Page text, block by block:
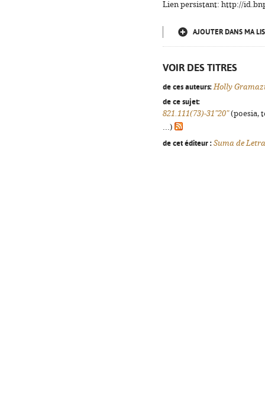
Lien persistant: http://
AJOUTER DANS MA
VOIR DES TITRES
de ces auteurs: Holly
de ce sujet:
821.111(73)-31"20"(poesia,
...)
de cet éditeur : Suma de